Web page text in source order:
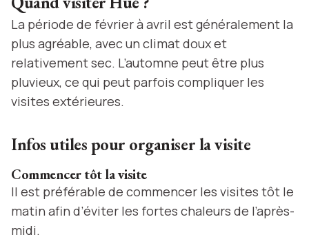
La période de février à avril est généralement la
plus agréable, avec un climat doux et
relativement sec. L’automne peut être plus
pluvieux, ce qui peut parfois compliquer les
visites extérieures.
Infos utiles pour organiser la visite
Commencer tôt la visite
Il est préférable de commencer les visites tôt le
matin afin d’éviter les fortes chaleurs de l’après-
midi.